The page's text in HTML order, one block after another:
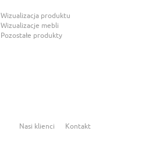
Wizualizacja produktu
Wizualizacje mebli
Pozostałe produkty
Nasi klienci Kontakt